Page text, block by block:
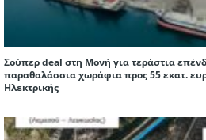
Σούπερ deal στη Μονή για τεράστια
παραθαλάσσια χωράφια προς 55 εκατ.
Ηλεκτρικής